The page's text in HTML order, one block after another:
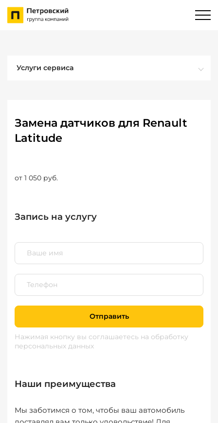
Услуги сервиса
Замена датчиков для Renault
Latitude
от 1 050 руб.
Запись на услугу
Отправить
Нажимая кнопку вы соглашаетесь на обработку
персональных данных
Наши преимущества
Мы заботимся о том, чтобы ваш автомобиль